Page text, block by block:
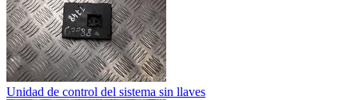
Unidad de control del sistema sin llaves